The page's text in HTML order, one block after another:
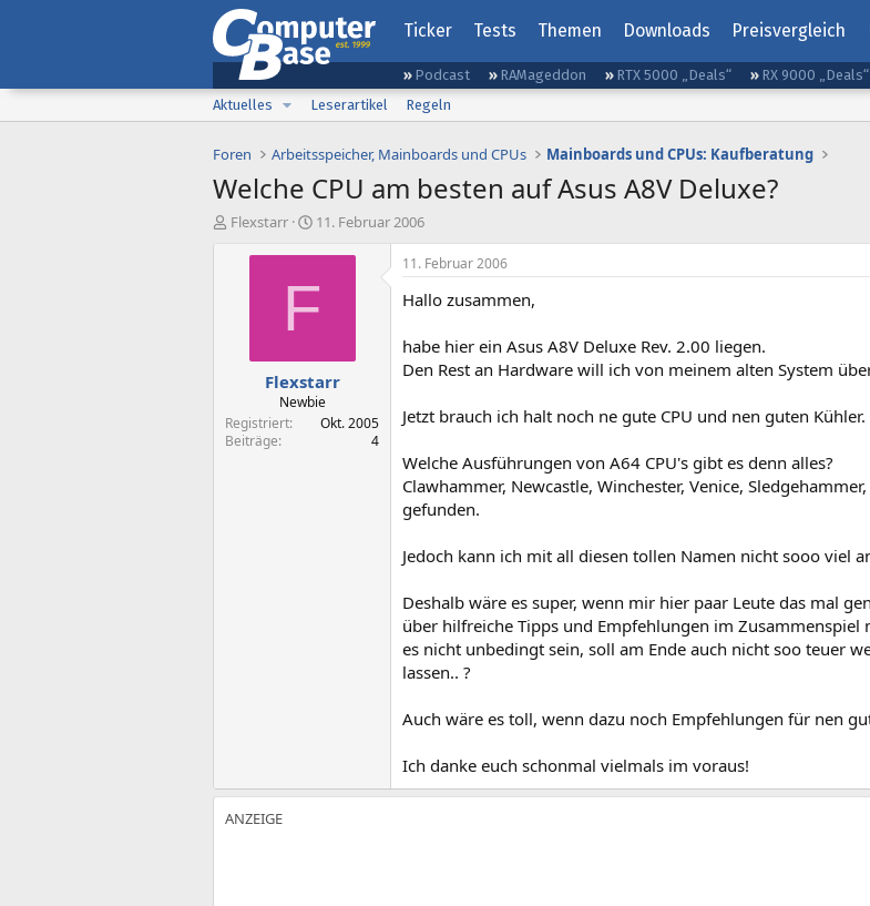
Ticker Tests Themen Downloads Preisvergleich
Podcast RAMageddon RTX 5000 „Deals“ RX 9000 „Deals“
Aktuelles
Leserartikel Regeln
Foren Arbeitsspeicher, Mainboards und CPUs Mainboards und CPUs: Kaufberatung
Welche CPU am besten auf Asus A8V Deluxe?
E
Flexstarr
E
s
t
a
m
11. Februar 2006
F
Flexstarr
Newbie
Registriert
Okt. 2005
Beiträge
4
11. Februar 2006
Hallo zusammen,
habe hier ein Asus A8V Deluxe Rev. 2.00 liegen.
Den Rest an Hardware will ich von meinem alten System
Jetzt brauch ich halt noch ne gute CPU und nen guten Kühler.
Welche Ausführungen von A64 CPU's gibt es denn alles?
Clawhammer, Newcastle, Winchester, Venice,
gefunden.
Jedoch kann ich mit all diesen tollen Namen nicht sooo viel
Deshalb wäre es super, wenn mir hier paar Leute das mal
über hilfreiche Tipps und Empfehlungen im Zusammenspiel
es nicht unbedingt sein, soll am Ende auch nicht soo teuer
lassen.. ?
Auch wäre es toll, wenn dazu noch Empfehlungen für nen
Ich danke euch schonmal vielmals im voraus!